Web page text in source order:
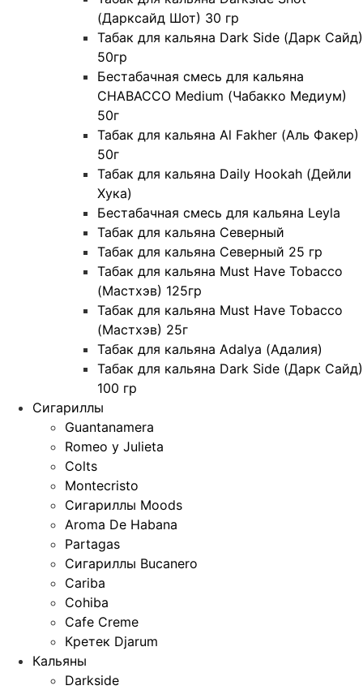
(Дарксайд Шот) 30 гр
Табак для кальяна Dark Side (Дарк Сайд)
50гр
Бестабачная смесь для кальяна
CHABACCO Medium (Чабакко Медиум)
50г
Табак для кальяна Al Fakher (Аль Факер)
50г
Табак для кальяна Daily Hookah (Дейли
Хука)
Бестабачная смесь для кальяна Leyla
Табак для кальяна Северный
Табак для кальяна Северный 25 гр
Табак для кальяна Must Have Tobacco
(Мастхэв) 125гр
Табак для кальяна Must Have Tobacco
(Мастхэв) 25г
Табак для кальяна Adalya (Адалия)
Табак для кальяна Dark Side (Дарк Сайд)
100 гр
Сигариллы
Guantanamera
Romeo y Julieta
Colts
Montecristo
Сигариллы Moods
Aroma De Habana
Partagas
Сигариллы Bucanero
Cariba
Cohiba
Cafe Creme
Кретек Djarum
Кальяны
Darkside